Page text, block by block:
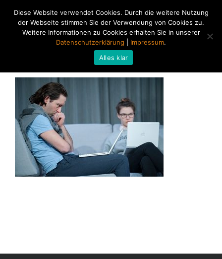
Diese Website verwendet Cookies. Durch die weitere Nutzung
der Webseite stimmen Sie der Verwendung von Cookies zu.
Weitere Informationen zu Cookies erhalten Sie in unserer
Datenschutzerklärung
Impressum.
Alles klar